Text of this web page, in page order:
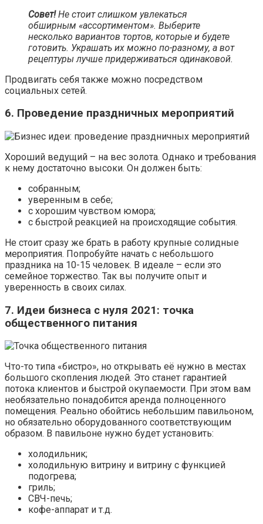
Совет! Не стоит слишком увлекаться
обширным «ассортиментом». Выберите
несколько вариантов тортов, которые и будете
готовить. Украшать их можно по-разному, а вот
рецептуры лучше придерживаться одинаковой.
Продвигать себя также можно посредством
социальных сетей.
6. Проведение праздничных мероприятий
Хороший ведущий – на вес золота. Однако и требования
к нему достаточно высоки. Он должен быть:
собранным;
уверенным в себе;
с хорошим чувством юмора;
с быстрой реакцией на происходящие события.
Не стоит сразу же брать в работу крупные солидные
мероприятия. Попробуйте начать с небольшого
праздника на 10-15 человек. В идеале – если это
семейное торжество. Так вы получите опыт и
уверенность в своих силах.
7. Идеи бизнеса с нуля 2021: точка
общественного питания
Что-то типа «бистро», но открывать её нужно в местах
большого скопления людей. Это станет гарантией
потока клиентов и быстрой окупаемости. При этом вам
необязательно понадобится аренда полноценного
помещения. Реально обойтись небольшим павильоном,
но обязательно оборудованного соответствующим
образом. В павильоне нужно будет установить:
холодильник;
холодильную витрину и витрину с функцией
подогрева;
гриль;
СВЧ-печь;
кофе-аппарат и т.д.